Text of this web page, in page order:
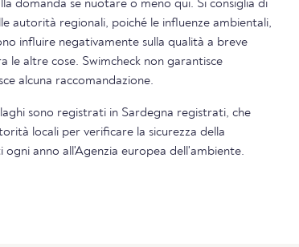
domanda se nuotare o meno qui. Si consiglia di
autorità regionali, poiché le influenze ambientali,
influire negativamente sulla qualità a breve
altre cose. Swimcheck non garantisce
alcuna raccomandazione.
sono registrati in Sardegna registrati, che
locali per verificare la sicurezza della
anno all'Agenzia europea dell'ambiente.